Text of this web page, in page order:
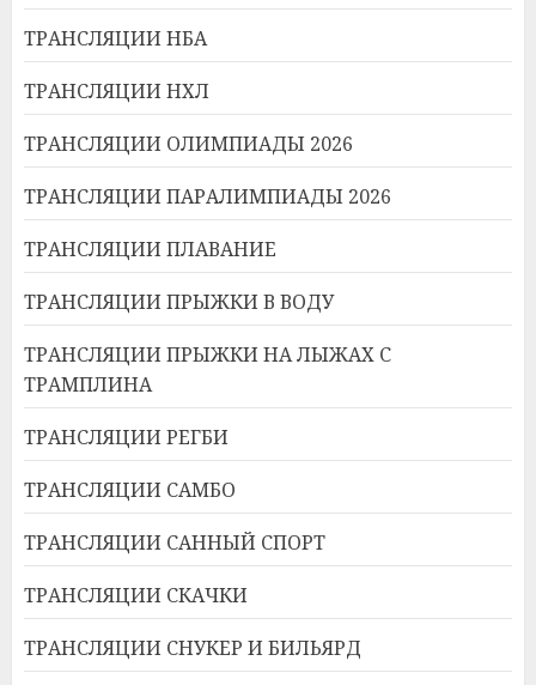
ТРАНСЛЯЦИИ НБА
ТРАНСЛЯЦИИ НХЛ
ТРАНСЛЯЦИИ ОЛИМПИАДЫ 2026
ТРАНСЛЯЦИИ ПАРАЛИМПИАДЫ 2026
ТРАНСЛЯЦИИ ПЛАВАНИЕ
ТРАНСЛЯЦИИ ПРЫЖКИ В ВОДУ
ТРАНСЛЯЦИИ ПРЫЖКИ НА ЛЫЖАХ С
ТРАМПЛИНА
ТРАНСЛЯЦИИ РЕГБИ
ТРАНСЛЯЦИИ САМБО
ТРАНСЛЯЦИИ САННЫЙ СПОРТ
ТРАНСЛЯЦИИ СКАЧКИ
ТРАНСЛЯЦИИ СНУКЕР И БИЛЬЯРД